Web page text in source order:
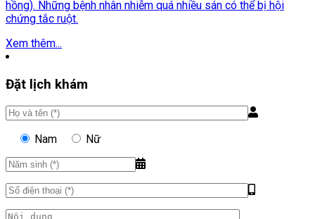
hồng). Những bệnh nhân nhiễm quá nhiều sán có thể bị hội
chứng tắc ruột.
Xem thêm...
Đặt lịch khám
Nam Nữ